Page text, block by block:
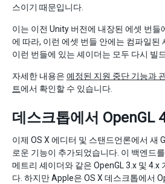
스이기 때문입니다.
이는 이전 Unity 버전에 내장된 에셋 번들
에 따라, 이런 에셋 번들 안에는 컴파일된
이런 번들에 있는 셰이더는 모두 다시 빌
자세한 내용은 예정된 지원 중단 기능과
트에서 확인할 수 있습니다.
데스크톱에서 OpenGL
이제 OS X 에디터 및 스탠드언론에서 새
로운 기능이 추가되었습니다. 이 백엔드
메트리 셰이더와 같은 OpenGL 3.x 및 4.x
다. 하지만 Apple은 OS X 데스크톱에서